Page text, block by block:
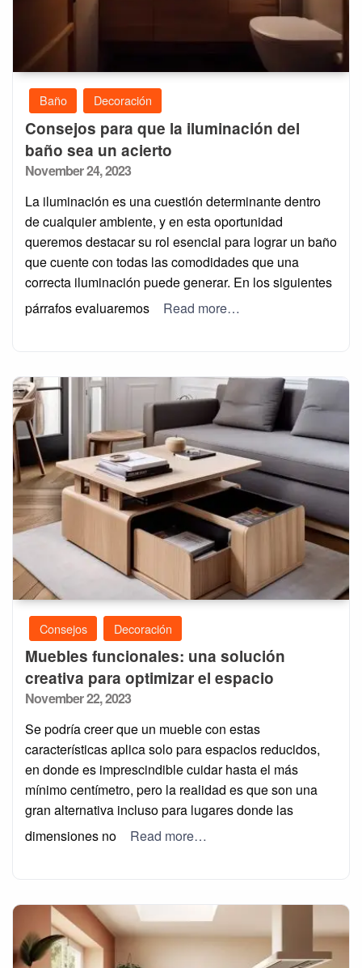
Baño Decoración
Consejos para que la iluminación del
baño sea un acierto
Posted
November 24, 2023
La iluminación es una cuestión determinante dentro
de cualquier ambiente, y en esta oportunidad
queremos destacar su rol esencial para lograr un baño
que cuente con todas las comodidades que una
correcta iluminación puede generar. En los siguientes
párrafos evaluaremos
Read more…
Consejos Decoración
Muebles funcionales: una solución
creativa para optimizar el espacio
Posted
November 22, 2023
Se podría creer que un mueble con estas
características aplica solo para espacios reducidos,
en donde es imprescindible cuidar hasta el más
mínimo centímetro, pero la realidad es que son una
gran alternativa incluso para lugares donde las
dimensiones no
Read more…